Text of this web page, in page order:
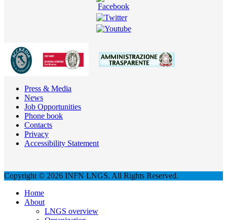
Press & Media
News
Job Opportunities
Phone book
Contacts
Privacy
Accessibility Statement
Copyright © 2026 INFN LNGS. All Rights Reserved.
Home
About
LNGS overview